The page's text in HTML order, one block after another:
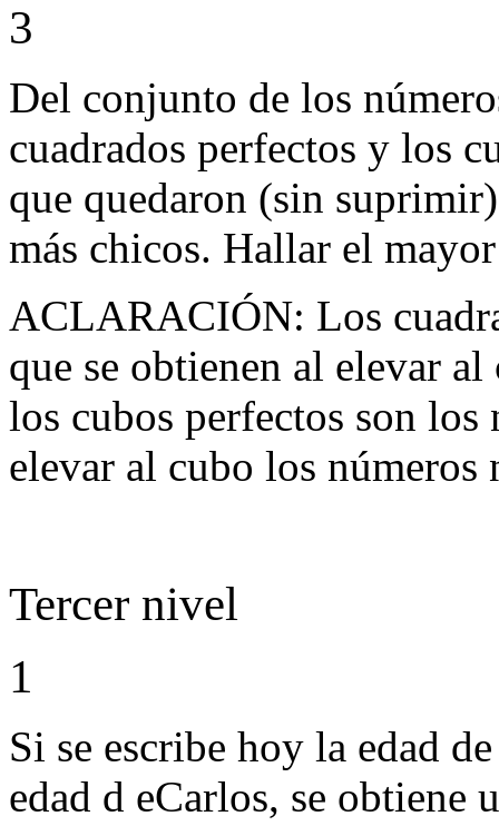
3
Del conjunto de los
cuadrados perfectos y los
que quedaron (sin
más chicos. Hallar el
ACLARACIÓN: Los
que se obtienen al elevar
los cubos perfectos son los
elevar al cubo los números
Tercer nivel
1
Si se escribe hoy la edad
edad d eCarlos, se obtiene